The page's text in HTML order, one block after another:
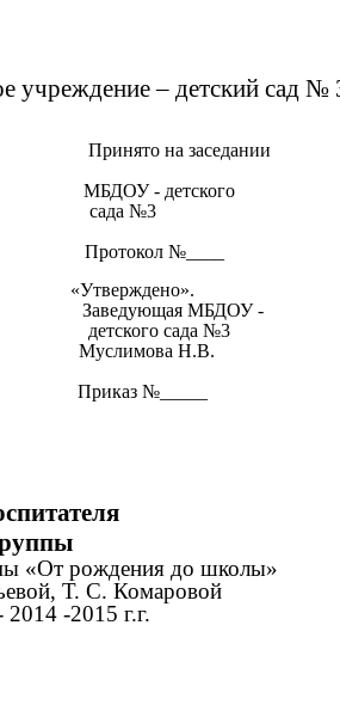
– детский сад №
Принято на заседании
№3
МБДОУ -
№3
Н.В.
«От рождения до школы»
Т. С. Комаровой
-2015 г.г.